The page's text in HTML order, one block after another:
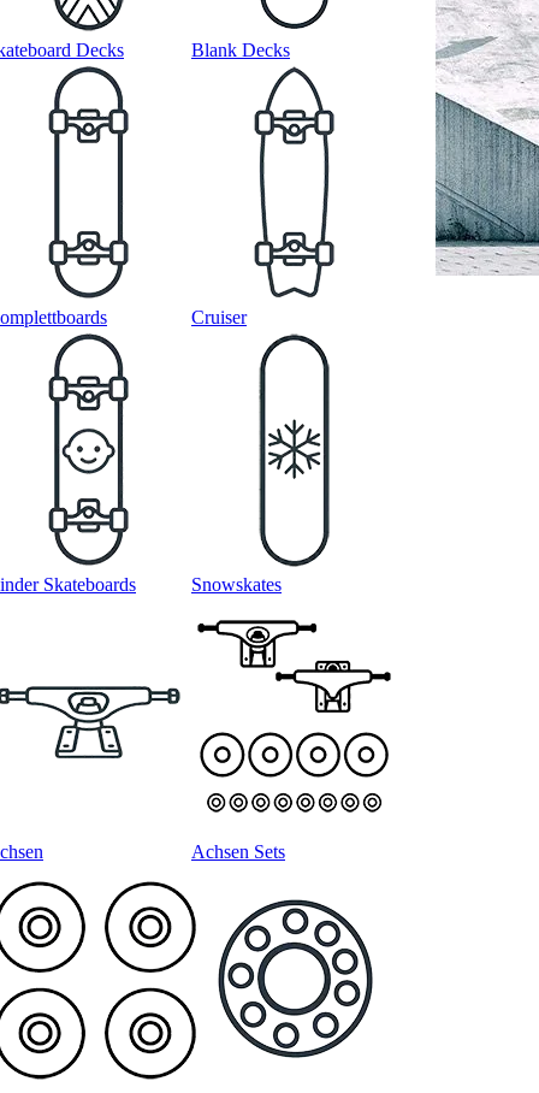
Decks Blank Decks
Cruiser
Skateboards Snowskates
Achsen Sets